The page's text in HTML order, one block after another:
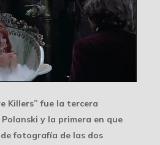
Killers” fue la tercera
Polanski y la primera en que
fotografía de las dos